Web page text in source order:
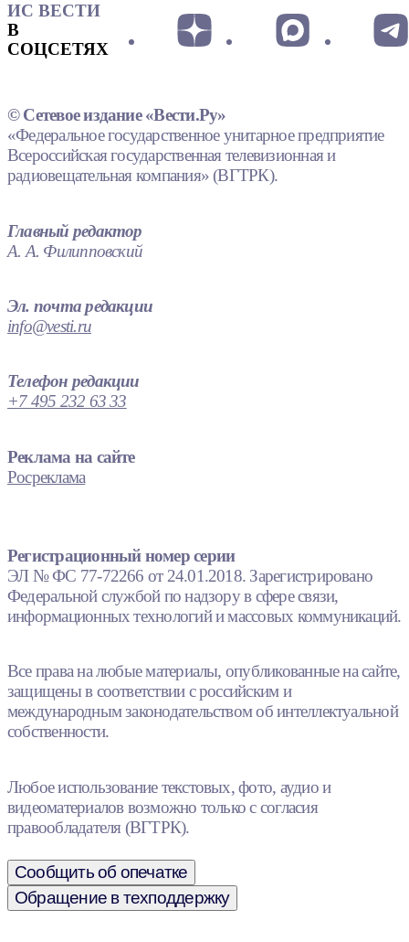
ИС ВЕСТИ
В
СОЦСЕТЯХ
© Сетевое издание «Вести.Ру»
«Федеральное государственное унитарное предприятие
Всероссийская государственная телевизионная и
радиовещательная компания» (ВГТРК).
Главный редактор
А. А. Филипповский
Эл. почта редакции
info@vesti.ru
Телефон редакции
+7 495 232 63 33
Реклама на сайте
Росреклама
Регистрационный номер серии
ЭЛ № ФС 77-72266 от 24.01.2018. Зарегистрировано
Федеральной службой по надзору в сфере связи,
информационных технологий и массовых коммуникаций.
Все права на любые материалы, опубликованные на сайте,
защищены в соответствии с российским и
международным законодательством об интеллектуальной
собственности.
Любое использование текстовых, фото, аудио и
видеоматериалов возможно только с согласия
правообладателя (ВГТРК).
Сообщить об опечатке
Обращение в техподдержку